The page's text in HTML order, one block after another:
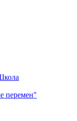
перемен"